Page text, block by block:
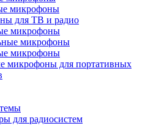
микрофоны
для ТВ и радио
микрофоны
микрофоны
микрофоны
микрофоны для портативных
для радиосистем